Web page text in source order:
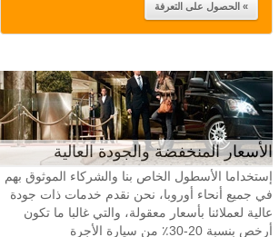
الأسعار المنخفضة والجودة العالية
إستخداما الأسطول الخاص بنا والشركاء الموثوق بهم
في جميع أنحاء أوروبا، نحن نقدم خدمات ذات جودة
عالية لعملائنا بأسعار معقولة، والتي غالبا ما تكون
أرخص بنسبة 20-30٪ من سيارة الأجرة